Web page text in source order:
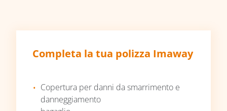
Completa la tua polizza Imaway
Copertura per danni da smarrimento e
danneggiamento